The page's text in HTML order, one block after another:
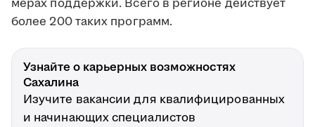
более 200 таких программ.
Узнайте о карьерных возможностях
Сахалина
Изучите вакансии для квалифицированных
и начинающих специалистов